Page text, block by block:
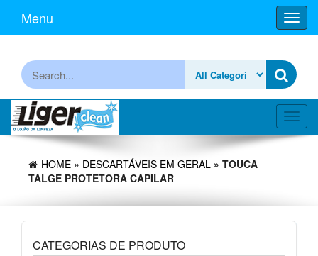
the
Menu
HOME » DESCARTÁVEIS EM GERAL » TOUCA
TALGE PROTETORA CAPILAR
CATEGORIAS DE PRODUTO